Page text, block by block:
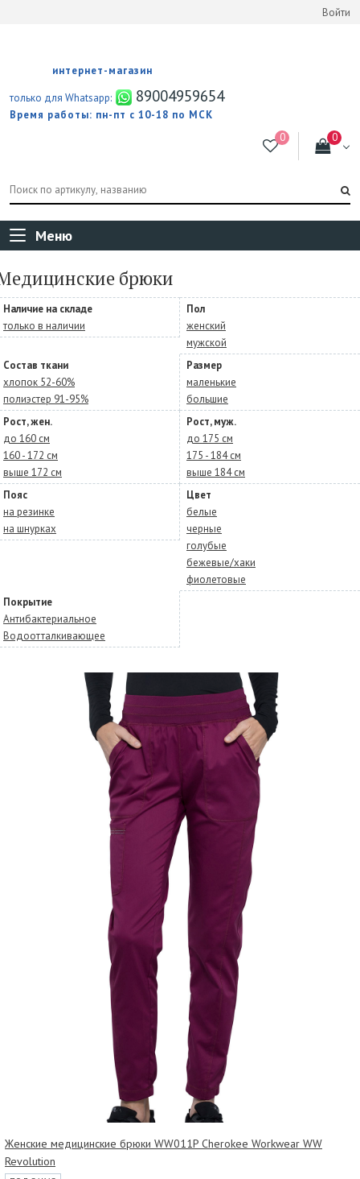
Войти
интернет-магазин
только для Whatsapp:
89004959654
Время работы: пн-пт с 10-18 по МСК
Меню
брюки
Наличие на складе
только в наличии
Пол
женский
мужской
Состав ткани
хлопок 52-60%
полиэстер 91-95%
Размер
маленькие
большие
Рост, жен.
до 160 см
160 - 172 см
выше 172 см
Рост, муж.
до 175 см
175 - 184 см
выше 184 см
Пояс
на резинке
на шнурках
Цвет
белые
черные
голубые
бежевые/хаки
фиолетовые
Покрытие
Антибактериальное
Водоотталкивающее
Женские медицинские брюки WW011P Cherokee Workwear WW
Revolution